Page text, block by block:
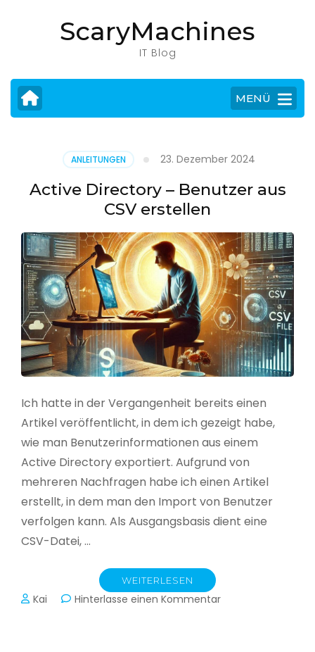
drücken)
ScaryMachines
IT Blog
MENÜ
ANLEITUNGEN 23. Dezember 2024
Active Directory – Benutzer aus
CSV erstellen
Ich hatte in der Vergangenheit bereits einen
Artikel veröffentlicht, in dem ich gezeigt habe,
wie man Benutzerinformationen aus einem
Active Directory exportiert. Aufgrund von
mehreren Nachfragen habe ich einen Artikel
erstellt, in dem man den Import von Benutzer
verfolgen kann. Als Ausgangsbasis dient eine
CSV-Datei, …
WEITERLESEN
Kai Hinterlasse einen Kommentarzu